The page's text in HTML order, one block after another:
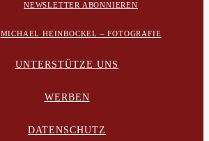
NEWSLETTER ABONNIEREN
MICHAEL HEINBOCKEL – FOTOGRAFIE
UNTERSTÜTZE UNS
WERBEN
DATENSCHUTZ